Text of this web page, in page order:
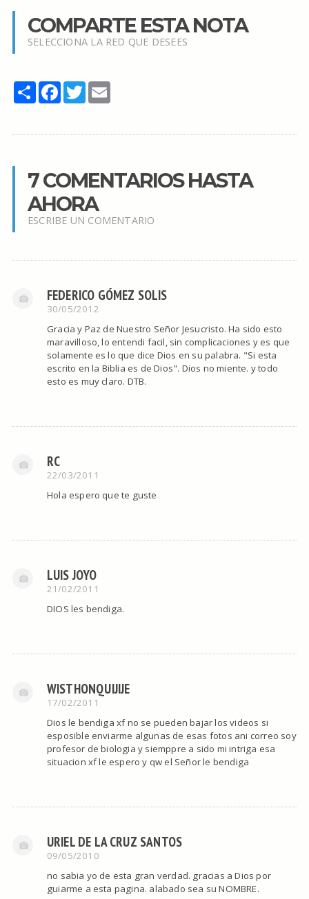
COMPARTE ESTA NOTA
SELECCIONA LA RED QUE DESEES
Share Facebook
TwitterEmail
7 COMENTARIOS HASTA
AHORA
ESCRIBE UN COMENTARIO
FEDERICO GÓMEZ SOLIS
30/05/2012
Gracia y Paz de Nuestro Señor Jesucristo. Ha sido esto
maravilloso, lo entendi facil, sin complicaciones y es que
solamente es lo que dice Dios en su palabra. "Si esta
escrito en la Biblia es de Dios". Dios no miente. y todo
esto es muy claro. DTB.
RC
22/03/2011
Hola espero que te guste
LUIS JOYO
21/02/2011
DIOS les bendiga.
WISTHONQUIJIJE
17/02/2011
Dios le bendiga xf no se pueden bajar los videos si
esposible enviarme algunas de esas fotos ani correo soy
profesor de biologia y siemppre a sido mi intriga esa
situacion xf le espero y qw el Señor le bendiga
URIEL DE LA CRUZ SANTOS
09/05/2010
no sabia yo de esta gran verdad. gracias a Dios por
guiarme a esta pagina. alabado sea su NOMBRE.